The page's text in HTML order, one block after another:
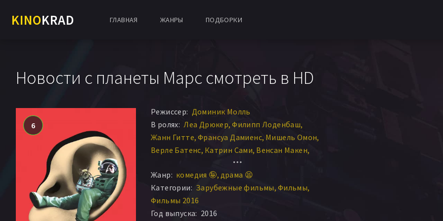
KINOKRAD ГЛАВНАЯ ЖАНРЫ ПОДБОРКИ
Новости с планеты Марс смотреть в HD
6
Режиссер: Доминик Молль
В ролях: Леа Дрюкер Филипп Лоденбаш
Жанн Гитте Франсуа Дамиенс Мишель Омон
Верле Батенс Катрин Сами Венсан Макен
Оливия Коте
Гаспар Мейер-Шоран Марио Пекёр
Жюльен Сибре Оливье Форсель
Оливье Фалье
Жанр: комедия 🤪 драма 😫
Категории: Зарубежные фильмы Фильмы
Фильмы 2016
Год выпуска: 2016